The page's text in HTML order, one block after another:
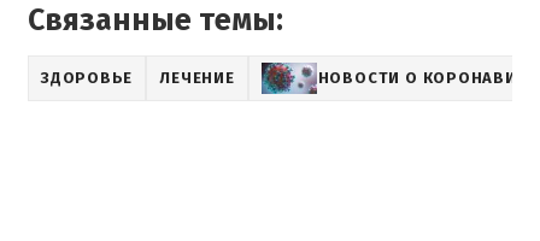
Связанные темы:
ЗДОРОВЬЕ ЛЕЧЕНИЕ НОВОСТИ О